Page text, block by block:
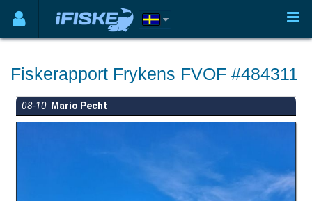
Fiskerapport Frykens FVOF #484311
08-10 Mario Pecht